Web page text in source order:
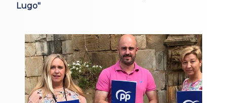
Lugo"